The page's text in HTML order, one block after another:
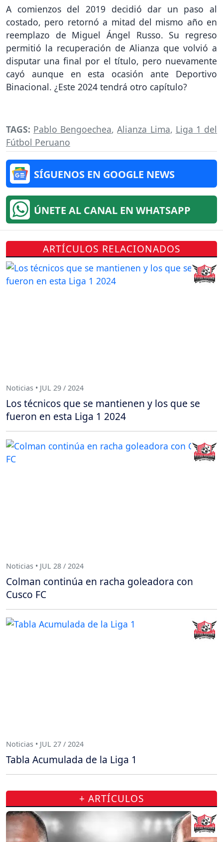
A comienzos del 2019 decidió dar un paso al
costado, pero retornó a mitad del mismo año en
reemplazo de Miguel Ángel Russo. Su regreso
permitió la recuperación de Alianza que volvió a
disputar una final por el título, pero nuevamente
cayó aunque en esta ocasión ante Deportivo
Binacional. ¿Este 2024 tendrá otro capítulo?
TAGS: Pablo Bengoechea,Alianza Lima, Liga 1 del
Fútbol Peruano
SÍGUENOS EN GOOGLE NEWS
ÚNETE AL CANAL EN WHATSAPP
ARTÍCULOS RELACIONADOS
Noticias • JUL 29 / 2024
Los técnicos que se mantienen y los que se
fueron en esta Liga 1 2024
Noticias • JUL 28 / 2024
Colman continúa en racha goleadora con
Cusco FC
Noticias • JUL 27 / 2024
Tabla Acumulada de la Liga 1
+ ARTÍCULOS